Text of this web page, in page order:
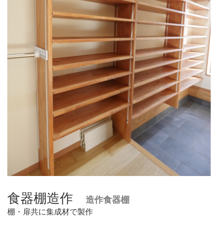
食器棚造作 造作食器棚
棚・扉共に集成材で製作